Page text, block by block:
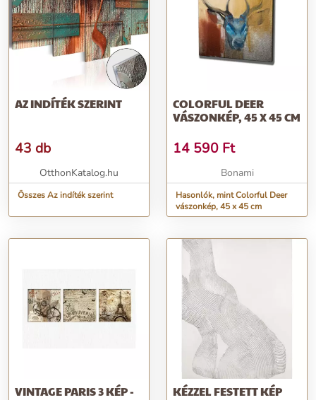
AZ INDÍTÉK SZERINT
43 db
OtthonKatalog.hu
Összes Az indíték szerint
COLORFUL DEER
VÁSZONKÉP, 45 X 45 CM
14 590 Ft
Bonami
Hasonlók, mint Colorful Deer
vászonkép, 45 x 45 cm
VINTAGE PARIS 3 KÉP -
KÉZZEL FESTETT KÉP